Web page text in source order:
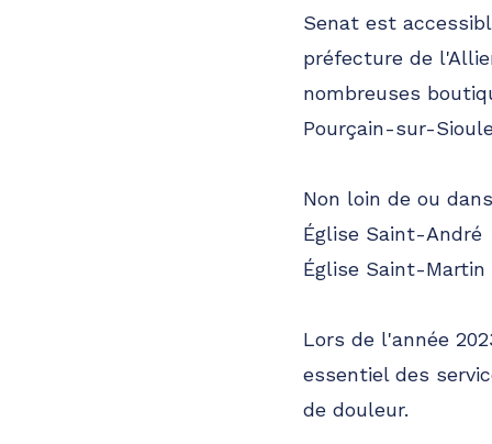
Senat est
préfecture de
nombreuses
Pourçain-sur-
Non loin de ou
Église Saint-André
Église Saint-Martin
Lors de l'année
essentiel des
de douleur.